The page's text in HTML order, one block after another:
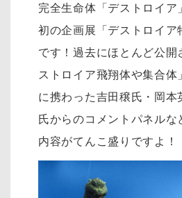
完全生命体「デストロイア
初の企画展「デストロイア
です！過去にほとんど公開
ストロイア飛翔体や集合体
に携わった吉田穣氏・岡本
氏からのコメントパネルな
内容がてんこ盛りですよ！